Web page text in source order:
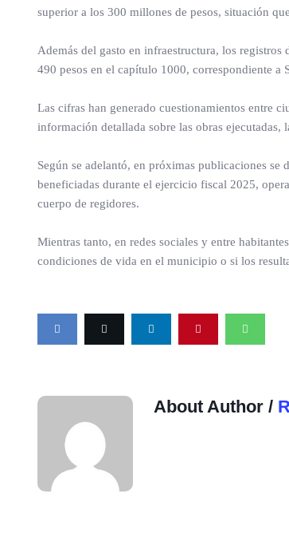
superior a los 300 millones de pesos, situación
Además del gasto en infraestructura, los
490 pesos en el capítulo 1000, correspondiente a
Las cifras han generado cuestionamientos entre
información detallada sobre las obras ejecutadas,
Según se adelantó, en próximas publicaciones
beneficiadas durante el ejercicio fiscal 2025,
cuerpo de regidores.
Mientras tanto, en redes sociales y entre
condiciones de vida en el municipio o si los
About Author /